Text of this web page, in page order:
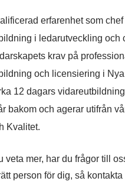
erfarenhet som
i ledarutveckling och
krav på
och licensiering i
12 dagars
bakom och agerar utifrån
Kvalitet.
veta mer, har du frågor till
person för dig, så kontakta